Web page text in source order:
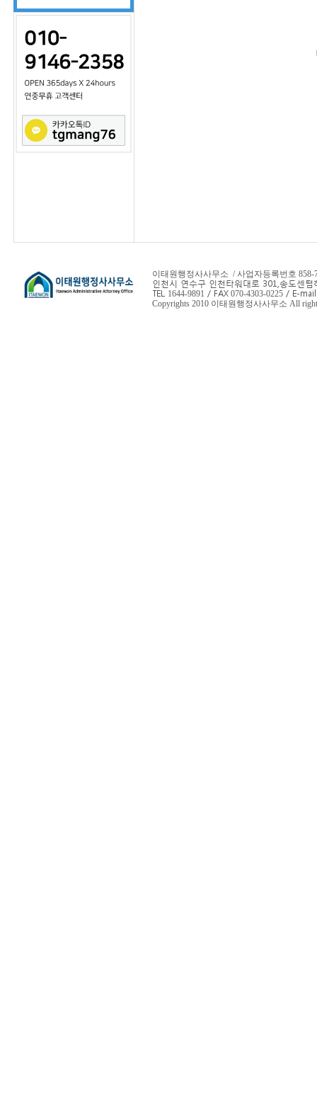
이태원행정사사무소 / 사업자등록번호 858-
인천시 연수구 인천타워대로 301,송도센텀
TEL 1644-9891 / FAX 070-4303-0225 / E-
Copyrights 2010 이태원행정사사무소 All